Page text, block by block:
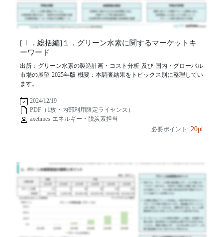
[Ⅰ．総括編]１．グリーン水素に関するマーケットキ
ーワード
出所：グリーン水素の製造計画・コスト分析 及び 国内・グローバル
市場の展望 2025年版 概要：本調査結果をトピックス別に整理してい
ます。
2024/12/19
PDF（1枚・内部利用限定ライセンス）
axetimes エネルギー・脱炭素担当
必要ポイント: 20pt